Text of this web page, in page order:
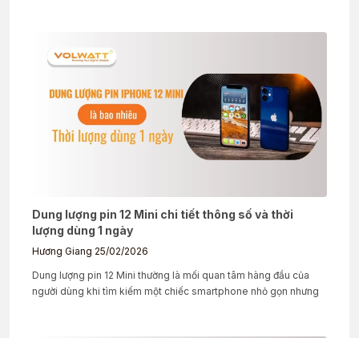
Dung lượng pin 12 Mini chi tiết thông số và thời
lượng dùng 1 ngày
Hương Giang 25/02/2026
Dung lượng pin 12 Mini thường là mối quan tâm hàng đầu của
người dùng khi tìm kiếm một chiếc smartphone nhỏ gọn nhưng